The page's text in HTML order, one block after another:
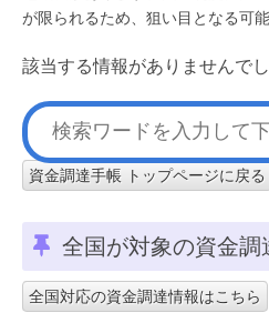
が限られるため、狙い目となる可
該当する情報がありませんでし
資金調達手帳 トップページに戻る
全国が対象の資金調
全国対応の資金調達情報はこちら